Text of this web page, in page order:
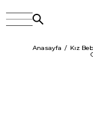
Anasayfa Kız